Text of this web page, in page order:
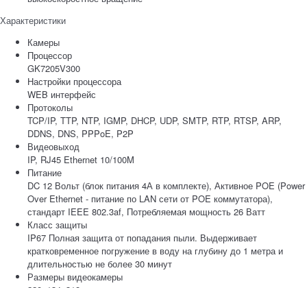
Характеристики
Камеры
Процессор
GK7205V300
Настройки процессора
WEB интерфейс
Протоколы
TCP/IP, TTP, NTP, IGMP, DHCP, UDP, SMTP, RTP, RTSP, ARP,
DDNS, DNS, PPPoE, P2P
Видеовыход
IP, RJ45 Ethernet 10/100M
Питание
DC 12 Вольт (блок питания 4А в комплекте), Активное POE (Power
Over Ethernet - питание по LAN сети от POE коммутатора),
стандарт IEEE 802.3af, Потребляемая мощность 26 Ватт
Класс защиты
IP67 Полная защита от попадания пыли. Выдерживает
кратковременное погружение в воду на глубину до 1 метра и
длительностью не более 30 минут
Размеры видеокамеры